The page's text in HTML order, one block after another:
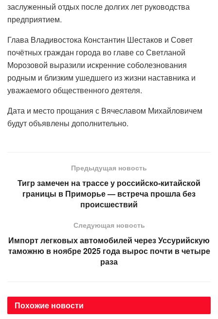
заслуженный отдых после долгих лет руководства
предприятием.
Глава Владивостока Константин Шестаков и Совет
почётных граждан города во главе со Светланой
Морозовой выразили искренние соболезнования
родным и близким ушедшего из жизни наставника и
уважаемого общественного деятеля.
Дата и место прощания с Вячеславом Михайловичем
будут объявлены дополнительно.
Предыдущая новость
Тигр замечен на трассе у российско-китайской
границы в Приморье — встреча прошла без
происшествий
Следующая новость
Импорт легковых автомобилей через Уссурийскую
таможню в ноябре 2025 года вырос почти в четыре
раза
Похожие новости
АВТОРСКОЕ